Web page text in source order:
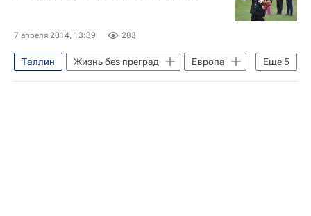
7 апреля 2014, 13:39 283
Еще5
Таллин Жизнь без преград
Европа
Эстония
Весь мир